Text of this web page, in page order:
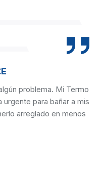
problema. Mi Termo
para bañar a mis
arreglado en menos